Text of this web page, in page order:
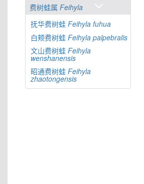
费树蛙属 Feihyla
抚华费树蛙 Feihyla fuhua
白颊费树蛙 Feihyla palpebralis
文山费树蛙 Feihyla
wenshanensis
昭通费树蛙 Feihyla
zhaotongensis